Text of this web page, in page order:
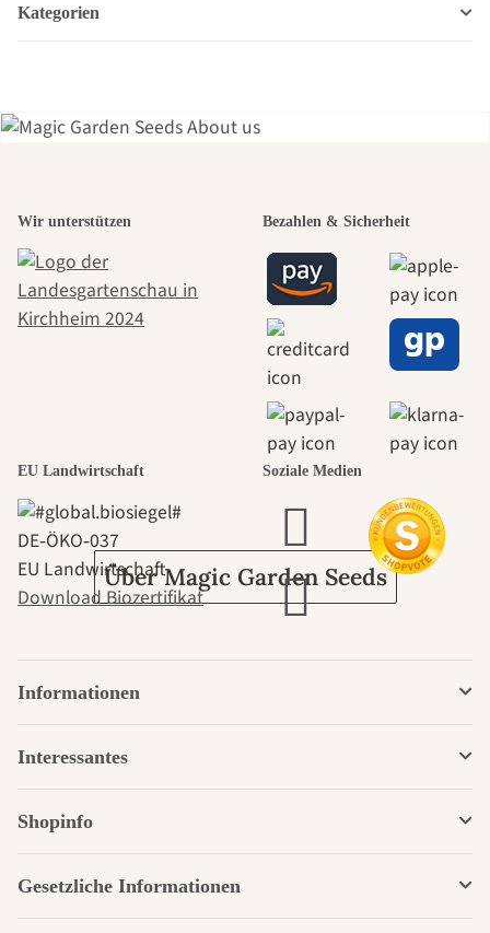
Kategorien
schönsten
Wege zu uns
selbst führt
durch den
Garten
Über Magic Garden Seeds
Wir unterstützen Bezahlen & Sicherheit
EU Landwirtschaft
DE‑ÖKO‑037
EU Landwirtschaft
Download Biozertifikat
Soziale Medien
Informationen
Interessantes
Shopinfo
Gesetzliche Informationen